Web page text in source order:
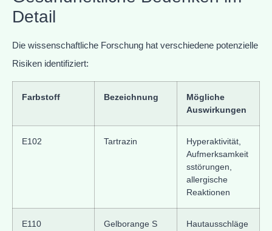
Detail
Die wissenschaftliche Forschung hat verschiedene potenzielle
Risiken identifiziert:
Farbstoff Bezeichnung
Mögliche
Auswirkungen
E102 Tartrazin
Hyperaktivität,
Aufmerksamkeit
sstörungen,
allergische
Reaktionen
E110 Gelborange S
Hautausschläge